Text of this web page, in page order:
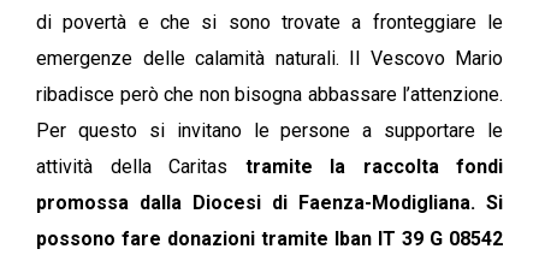
di povertà e che si sono trovate a fronteggiare le
emergenze delle calamità naturali. Il Vescovo Mario
ribadisce però che non bisogna abbassare l’attenzione.
Per questo si invitano le persone a supportare le
attività della Caritas tramite la raccolta fondi
promossa dalla Diocesi di Faenza-Modigliana. Si
possono fare donazioni tramite Iban IT 39 G 08542